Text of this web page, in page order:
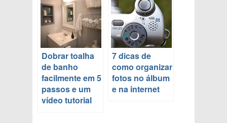
Dobrar toalha
de banho
facilmente em 5
passos e um
vídeo tutorial
7 dicas de
como organizar
fotos no álbum
e na internet